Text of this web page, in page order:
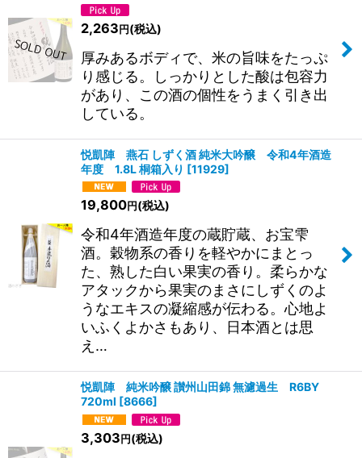
2,263円(税込)
厚みあるボディで、米の旨味をたっぷ
り感じる。しっかりとした酸は包容力
があり、この酒の個性をうまく引き出
している。
悦凱陣 燕石 しずく酒 純米大吟醸 令和4年酒造
年度 1.8L 桐箱入り [11929]
19,800円 (税込)
令和4年酒造年度の蔵貯蔵、お宝雫
酒。穀物系の香りを軽やかにまとっ
た、熟した白い果実の香り。柔らかな
アタックから果実のまさにしずくのよ
うなエキスの凝縮感が伝わる。心地よ
いふくよかさもあり、日本酒とは思
え…
悦凱陣 純米吟醸 讃州山田錦 無濾過生 R6BY
720ml [8666]
3,303 円 (税込)